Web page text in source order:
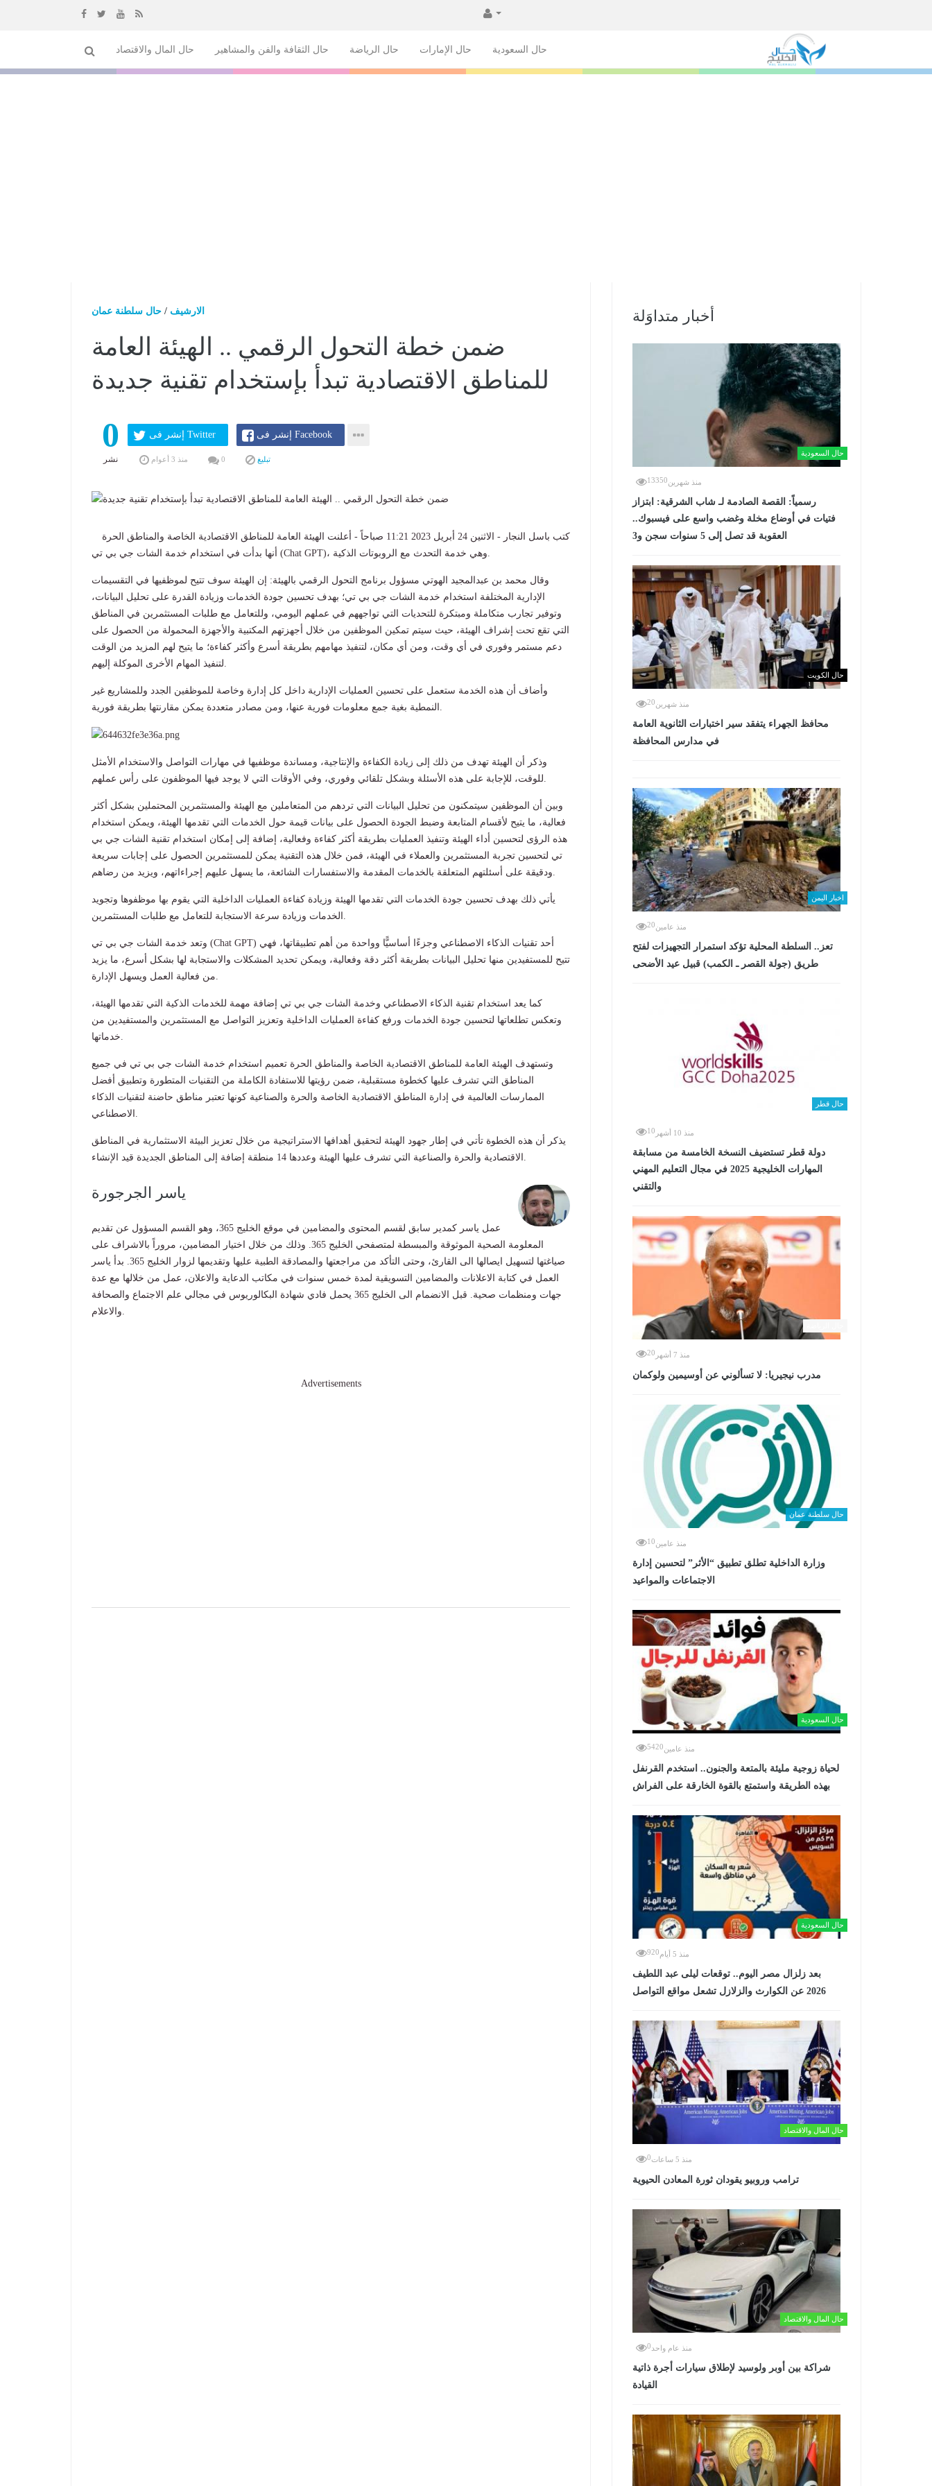
المحتوى
حال السعودية حال الإمارات حال الرياضة حال الثقافة والفن والمشاهير حال المال والاقتصاد
الارشيف / حال سلطنة عمان
ضمن خطة التحول الرقمي .. الهيئة العامة
للمناطق الاقتصادية تبدأ بإستخدام تقنية جديدة
0
نشر
إنشر فى Twitter إنشر فى Facebook
منذ 3 أعوام 0 تبليغ
كتب باسل النجار - الاثنين 24 أبريل 2023 11:21 صباحاً - أعلنت الهيئة العامة للمناطق الاقتصادية الخاصة والمناطق الحرة
وقال محمد بن عبدالمجيد الهوتي مسؤول برنامج التحول الرقمي بالهيئة: إن الهيئة سوف تتيح لموظفيها في التقسيمات
الإدارية المختلفة استخدام خدمة الشات جي بي تي؛ بهدف تحسين جودة الخدمات وزيادة القدرة على تحليل البيانات،
وتوفير تجارب متكاملة ومبتكرة للتحديات التي تواجههم في عملهم اليومي، وللتعامل مع طلبات المستثمرين في المناطق
التي تقع تحت إشراف الهيئة، حيث سيتم تمكين الموظفين من خلال أجهزتهم المكتبية والأجهزة المحمولة من الحصول على
دعم مستمر وفوري في أي وقت، ومن أي مكان، لتنفيذ مهامهم بطريقة أسرع وأكثر كفاءة؛ ما يتيح لهم المزيد من الوقت
وأضاف أن هذه الخدمة ستعمل على تحسين العمليات الإدارية داخل كل إدارة وخاصة للموظفين الجدد وللمشاريع غير
وذكر أن الهيئة تهدف من ذلك إلى زيادة الكفاءة والإنتاجية، ومساندة موظفيها في مهارات التواصل والاستخدام الأمثل
وبين أن الموظفين سيتمكنون من تحليل البيانات التي تردهم من المتعاملين مع الهيئة والمستثمرين المحتملين بشكل أكثر
فعالية، ما يتيح لأقسام المتابعة وضبط الجودة الحصول على بيانات قيمة حول الخدمات التي تقدمها الهيئة، ويمكن استخدام
هذه الرؤى لتحسين أداء الهيئة وتنفيذ العمليات بطريقة أكثر كفاءة وفعالية، إضافة إلى إمكان استخدام تقنية الشات جي بي
تي لتحسين تجربة المستثمرين والعملاء في الهيئة، فمن خلال هذه التقنية يمكن للمستثمرين الحصول على إجابات سريعة
يأتي ذلك بهدف تحسين جودة الخدمات التي تقدمها الهيئة وزيادة كفاءة العمليات الداخلية التي يقوم بها موظفوها وتجويد
وتعد خدمة الشات جي بي تي (Chat GPT) أحد تقنيات الذكاء الاصطناعي وجزءًا أساسيًّا وواحدة من أهم تطبيقاتها، فهي
تتيح للمستفيدين منها تحليل البيانات بطريقة أكثر دقة وفعالية، ويمكن تحديد المشكلات والاستجابة لها بشكل أسرع، ما يزيد
كما يعد استخدام تقنية الذكاء الاصطناعي وخدمة الشات جي بي تي إضافة مهمة للخدمات الذكية التي تقدمها الهيئة،
وتعكس تطلعاتها لتحسين جودة الخدمات ورفع كفاءة العمليات الداخلية وتعزيز التواصل مع المستثمرين والمستفيدين من
وتستهدف الهيئة العامة للمناطق الاقتصادية الخاصة والمناطق الحرة تعميم استخدام خدمة الشات جي بي تي في جميع
المناطق التي تشرف عليها كخطوة مستقبلية، ضمن رؤيتها للاستفادة الكاملة من التقنيات المتطورة وتطبيق أفضل
الممارسات العالمية في إدارة المناطق الاقتصادية الخاصة والحرة والصناعية كونها تعتبر مناطق حاضنة لتقنيات الذكاء
يذكر أن هذه الخطوة تأتي في إطار جهود الهيئة لتحقيق أهدافها الاستراتيجية من خلال تعزيز البيئة الاستثمارية في المناطق
ياسر الجرجورة
عمل ياسر كمدير سابق لقسم المحتوى والمضامين في موقع الخليج 365، وهو القسم المسؤول عن تقديم
المعلومة الصحية الموثوقة والمبسطة لمتصفحي الخليج 365. وذلك من خلال اختيار المضامين، مروراً بالاشراف على
صياغتها لتسهيل ايصالها الى القارئ، وحتى التأكد من مراجعتها والمصادقة الطبية عليها وتقديمها لزوار الخليج 365. بدأ ياسر
العمل في كتابة الاعلانات والمضامين التسويقية لمدة خمس سنوات في مكاتب الدعاية والاعلان، عمل من خلالها مع عدة
جهات ومنظمات صحية. قبل الانضمام الى الخليج 365 يحمل فادي شهادة البكالوريوس في مجالي علم الاجتماع والصحافة
Advertisements
أخبار متداوَلة
حال السعودية
منذ شهرين13350
رسمياً: القصة الصادمة لـ شاب الشرقية: ابتزاز
فتيات في أوضاع مخلة وغضب واسع على فيسبوك..
العقوبة قد تصل إلى 5 سنوات سجن و3
حال الكويت
منذ شهرين20
محافظ الجهراء يتفقد سير اختبارات الثانوية العامة
في مدارس المحافظة
اخبار اليمن
منذ عامين20
تعز.. السلطة المحلية تؤكد استمرار التجهيزات لفتح
طريق (جولة القصر ـ الكمب) قبيل عيد الأضحى
حال قطر
منذ 10 أشهر 10
دولة قطر تستضيف النسخة الخامسة من مسابقة
المهارات الخليجية 2025 في مجال التعليم المهني
والتقني
منذ 7 أشهر 20
مدرب نيجيريا: لا تسألوني عن أوسيمين ولوكمان
حال سلطنة عمان
منذ عامين10
وزارة الداخلية تطلق تطبيق “الأثر” لتحسين إدارة
الاجتماعات والمواعيد
حال السعودية
منذ عامين5420
لحياة زوجية مليئة بالمتعة والجنون.. استخدم القرنفل
بهذه الطريقة واستمتع بالقوة الخارقة على الفراش
حال السعودية
منذ 5 أيام 920
بعد زلزال مصر اليوم.. توقعات ليلى عبد اللطيف
2026 عن الكوارث والزلازل تشعل مواقع التواصل
حال المال والاقتصاد
منذ 5 ساعات 0
ترامب وروبيو يقودان ثورة المعادن الحيوية
حال المال والاقتصاد
منذ عام واحد 0
شراكة بين أوبر ولوسيد لإطلاق سيارات أجرة ذاتية
القيادة